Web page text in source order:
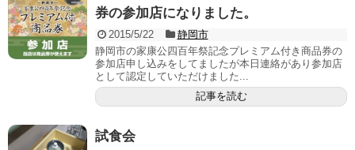
券の参加店になりました。
2015/5/22
静岡市
静岡市の家康公四百年祭記念プレミアム付き商品券の
参加店申し込みをしてましたが本日連絡があり参加店
として認定していただけました...
記事を読む
試食会